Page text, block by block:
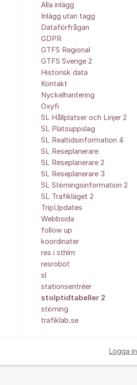
Alla inlägg
Inlägg utan tagg
Dataförfrågan
GDPR
GTFS Regional
GTFS Sverige 2
Historisk data
Kontakt
Nyckelhantering
Oxyfi
SL Hållplatser och Linjer 2
SL Platsuppslag
SL Realtidsinformation 4
SL Reseplanerare
SL Reseplanerare 2
SL Reseplanerare 3
SL Störningsinformation 2
SL Trafikläget 2
TripUpdates
Webbsida
follow up
koordinater
res i sthlm
resrobot
sl
stationsentréer
stolptidtabeller 2
störning
trafiklab.se
Logga in